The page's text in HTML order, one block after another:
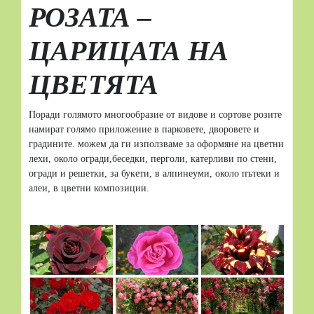
РОЗАТА –
ЦАРИЦАТА НА
ЦВЕТЯТА
Поради голямото многообразие от видове и сортове розите
намират голямо приложение в парковете, дворовете и
градините. можем да ги използваме за оформяне на цветни
лехи, около огради,беседки, перголи, катерливи по стени,
огради и решетки, за букети, в алпинеуми, около пътеки и
алеи, в цветни композиции.